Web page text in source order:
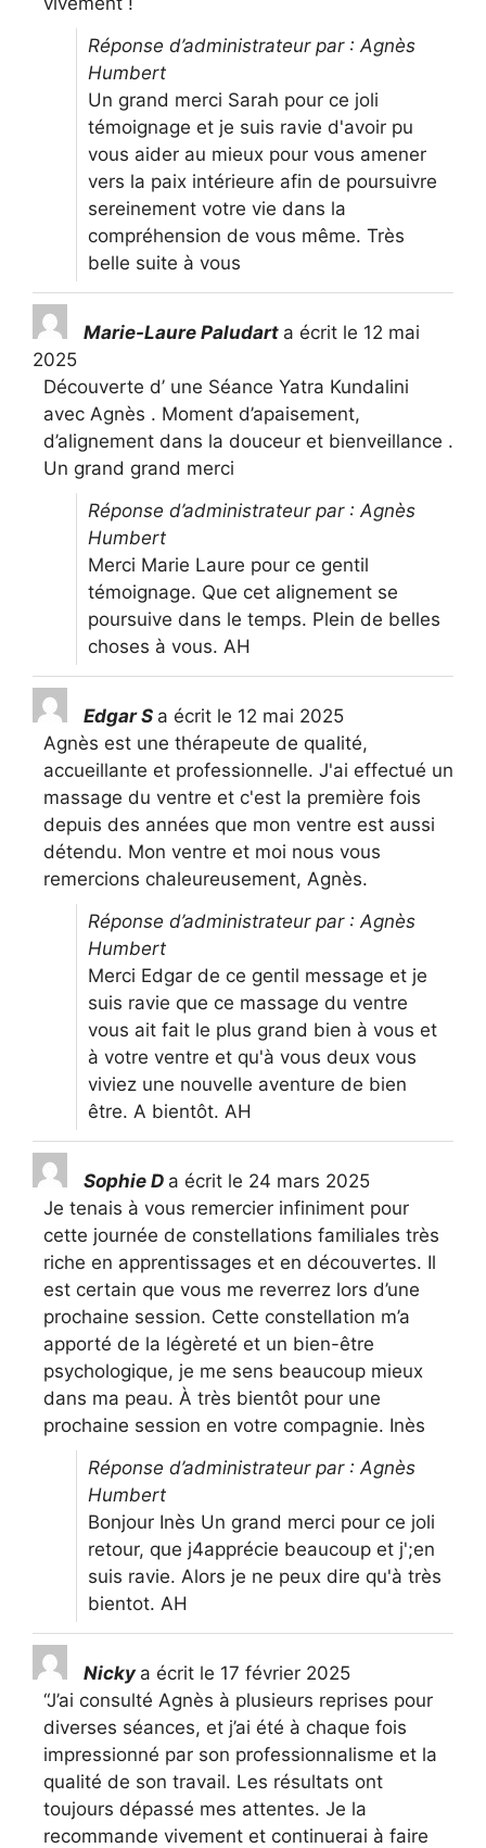
Réponse d’administrateur par : Agnès
Humbert
Un grand merci Sarah pour ce joli
témoignage et je suis ravie d'avoir pu
vous aider au mieux pour vous amener
vers la paix intérieure afin de poursuivre
sereinement votre vie dans la
compréhension de vous même. Très
belle suite à vous
Marie-Laure Paludart a écrit le 12 mai
2025
Découverte d’ une Séance Yatra Kundalini
avec Agnès . Moment d’apaisement,
d’alignement dans la douceur et bienveillance .
Un grand grand merci
Réponse d’administrateur par : Agnès
Humbert
Merci Marie Laure pour ce gentil
témoignage. Que cet alignement se
poursuive dans le temps. Plein de belles
choses à vous. AH
Edgar S a écrit le 12 mai 2025
Agnès est une thérapeute de qualité,
accueillante et professionnelle. J'ai effectué un
massage du ventre et c'est la première fois
depuis des années que mon ventre est aussi
détendu. Mon ventre et moi nous vous
remercions chaleureusement, Agnès.
Réponse d’administrateur par : Agnès
Humbert
Merci Edgar de ce gentil message et je
suis ravie que ce massage du ventre
vous ait fait le plus grand bien à vous et
à votre ventre et qu'à vous deux vous
viviez une nouvelle aventure de bien
être. A bientôt. AH
Sophie D a écrit le 24 mars 2025
Je tenais à vous remercier infiniment pour
cette journée de constellations familiales très
riche en apprentissages et en découvertes. Il
est certain que vous me reverrez lors d’une
prochaine session. Cette constellation m’a
apporté de la légèreté et un bien-être
psychologique, je me sens beaucoup mieux
dans ma peau. À très bientôt pour une
prochaine session en votre compagnie. Inès
Réponse d’administrateur par : Agnès
Humbert
Bonjour Inès Un grand merci pour ce joli
retour, que j4apprécie beaucoup et j';en
suis ravie. Alors je ne peux dire qu'à très
bientot. AH
Nicky a écrit le 17 février 2025
“J’ai consulté Agnès à plusieurs reprises pour
diverses séances, et j’ai été à chaque fois
impressionné par son professionnalisme et la
qualité de son travail. Les résultats ont
toujours dépassé mes attentes. Je la
recommande vivement et continuerai à faire